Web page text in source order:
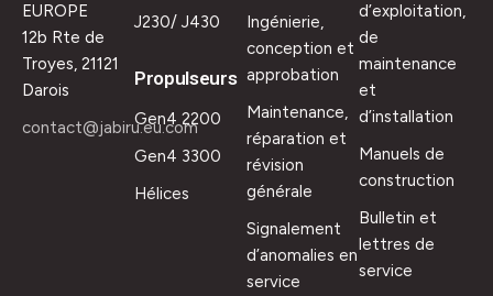
EUROPE
12b Rte de
Troyes, 21121
Darois
contact@jabiru.eu.com
J230/ J430
Propulseurs
Gen4 2200
Gen4 3300
Hélices
Ingénierie,
conception et
approbation
Maintenance,
réparation et
révision
générale
Signalement
d’anomalies en
service
d’exploitation,
de
maintenance
et
d’installation
Manuels de
construction
Bulletin et
lettres de
service